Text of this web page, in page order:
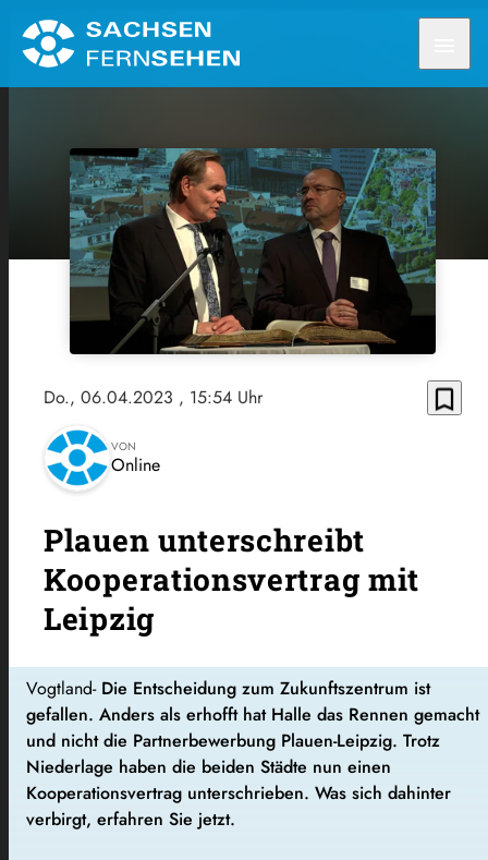
Do., 06.04.2023 , 15:54 Uhr bookmark_border
VON
Online
Plauen unterschreibt
Kooperationsvertrag mit
Leipzig
Vogtland- Die Entscheidung zum Zukunftszentrum ist
gefallen. Anders als erhofft hat Halle das Rennen gemacht
und nicht die Partnerbewerbung Plauen-Leipzig. Trotz
Niederlage haben die beiden Städte nun einen
Kooperationsvertrag unterschrieben. Was sich dahinter
verbirgt, erfahren Sie jetzt.